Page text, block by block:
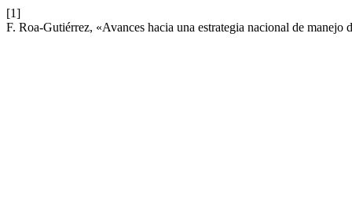
[1]
F. Roa-Gutiérrez, «Avances hacia una estrategia nacional de manejo